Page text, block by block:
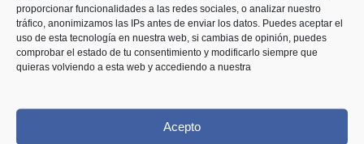
proporcionar funcionalidades a las redes sociales, o analizar nuestro
tráfico, anonimizamos las IPs antes de enviar los datos. Puedes aceptar el
uso de esta tecnología en nuestra web, si cambias de opinión, puedes
comprobar el estado de tu consentimiento y modificarlo siempre que
quieras volviendo a esta web y accediendo a nuestra
Acepto